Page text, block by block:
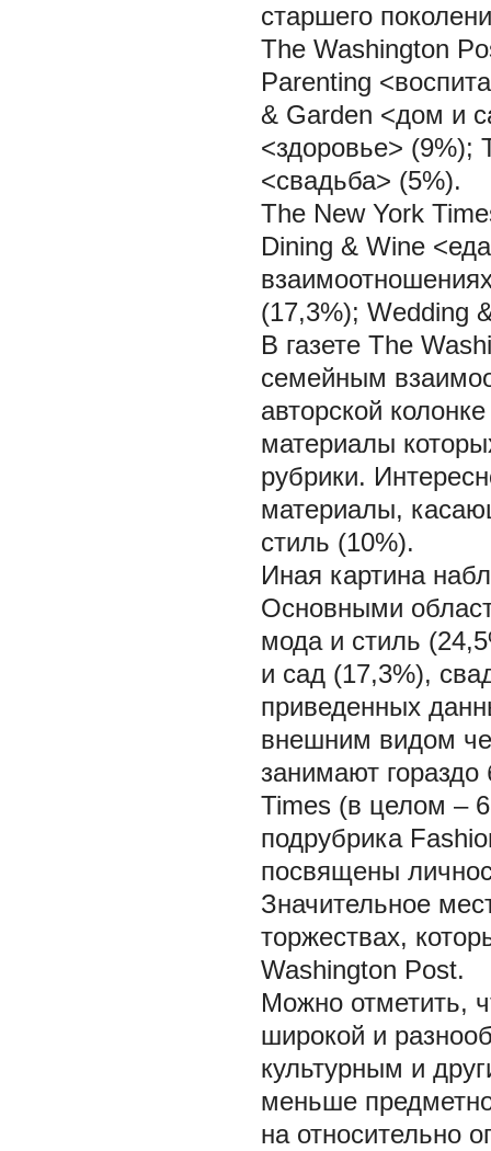
старшего
The Washington
Parenting
& Garden <дом и
<здоровье> (9%);
<свадьба> (5%).
The New York
Dining & Wine
(17,3%); Wedding
В газете The
семейным
авторской
материалы
рубрики.
материалы,
стиль (10%).
Иная картина
Основными
мода и стиль
и сад (17,3%),
приведенных
внешним видом
занимают
Times (в целом –
подрубрика
посвящены
Значительное
торжествах,
Washington Post.
Можно отметить,
широкой и
культурным и
меньше
на относительно